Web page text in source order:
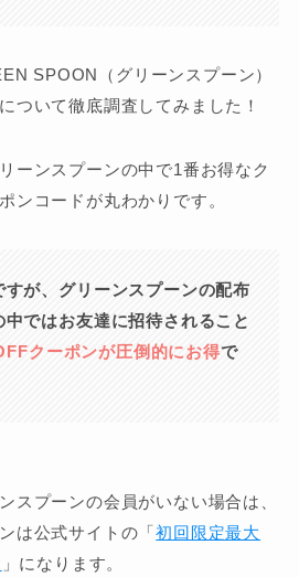
SPOON（グリーンスプーン）
ついて徹底調査してみました！
ーンスプーンの中で1番お得なク
ンコードが丸わかりです。
が、グリーンスプーンの配布
ではお友達に招待されること
クーポンが圧倒的にお得で
スプーンの会員がいない場合は、
は公式サイトの「初回限定最大
」になります。